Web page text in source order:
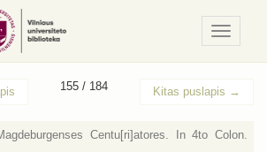
/
Meniu
155 / 184 Kitas puslapis →
Centu[ri]atores. In 4to Colon.